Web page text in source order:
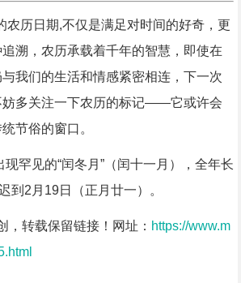
农历日期,不仅是满足对时间的好奇，更
溯，农历承载着千年的智慧，即使在
我们的生活和情感紧密相连，下一次
妨多关注一下农历的标记——它或许会
节俗的窗口。
罕见的“闰冬月”（闰十一月），全年长
到2月19日（正月廿一）。
，转载保留链接！网址： https://www.m